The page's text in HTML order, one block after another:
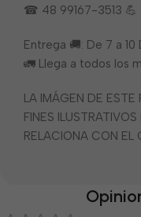
☎ 48 99167-3513 💪
Entrega 🚚: De 7 a 10
🚛 Llega a todos los
LA IMÁGEN DE
FINES
RELACIONA CON EL